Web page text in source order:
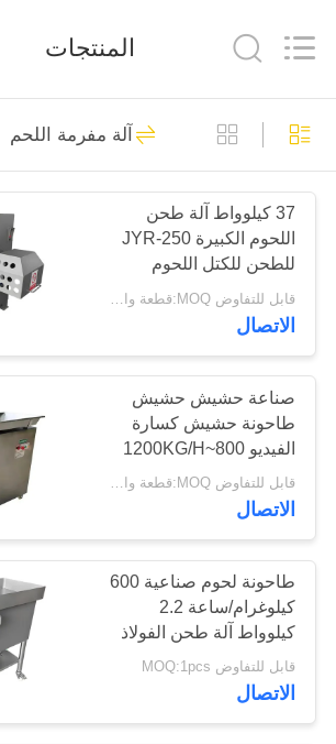
المنزل
المنتجات
برنامج
VR
حولنا
جولة
المصنع
مراقبة
الجودة
اتصل
بنا
Machinery
Co.,Ltd.
Reserved.
آلة تجهيز اللحوم
255
تقطيع اللحوم
الصناعية
213
آلة تقطيع اللحوم
78
المنتجات
آلة مفرمة اللحم
37 كيلوواط آلة طحن
اللحوم الكبيرة JYR-250
للطحن للكتل اللحوم
قابل للتفاوض MOQ:قطعة واحدة
الاتصال
صناعة حشيش حشيش
طاحونة حشيش كسارة
الفيديو 800~1200KG/H
القدرة
قابل للتفاوض MOQ:قطعة واحدة
الاتصال
طاحونة لحوم صناعية 600
كيلوغرام/ساعة 2.2
كيلوواط آلة طحن الفولاذ
المقاوم للصدأ
قابل للتفاوض MOQ:1pcs
الاتصال